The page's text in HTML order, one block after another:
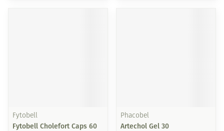
Fytobell
Fytobell Cholefort Caps 60
Phacobel
Artechol Gel 30